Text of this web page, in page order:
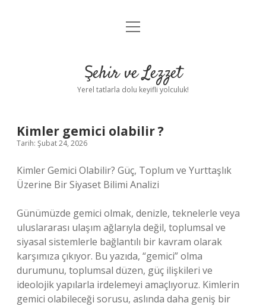
Anasayfa
Yasal Uyarı
menüyü
Şehir ve Lezzet
Yerel tatlarla dolu keyifli yolculuk!
Kimler gemici olabilir ?
Tarih: Şubat 24, 2026
Kimler Gemici Olabilir? Güç, Toplum ve Yurttaşlık
Üzerine Bir Siyaset Bilimi Analizi
Günümüzde gemici olmak, denizle, teknelerle veya
uluslararası ulaşım ağlarıyla değil, toplumsal ve
siyasal sistemlerle bağlantılı bir kavram olarak
karşımıza çıkıyor. Bu yazıda, “gemici” olma
durumunu, toplumsal düzen, güç ilişkileri ve
ideolojik yapılarla irdelemeyi amaçlıyoruz. Kimlerin
gemici olabileceği sorusu, aslında daha geniş bir